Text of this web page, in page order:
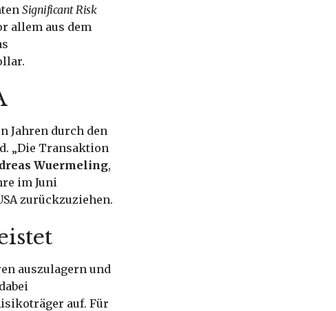
Significant Risk
allem aus dem
Jahren durch den
„Die Transaktion
Wuermeling,
im Juni
zurückzuziehen.
auszulagern und
auf. Für